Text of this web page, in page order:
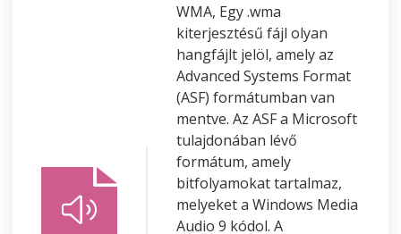
WMA, Egy .wma
kiterjesztésű fájl olyan
hangfájlt jelöl, amely az
Advanced Systems Format
(ASF) formátumban van
mentve. Az ASF a Microsoft
tulajdonában lévő
formátum, amely
bitfolyamokat tartalmaz,
melyeket a Windows Media
Audio 9 kódol. A